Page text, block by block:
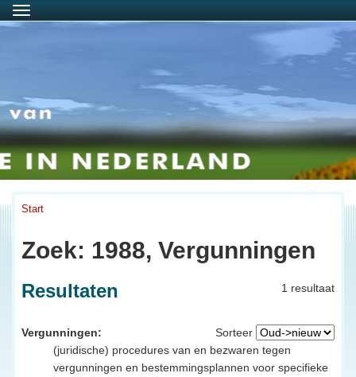
Menu
Start
Zoek: 1988, Vergunningen
1 resultaat
Resultaten
Sorteer
Vergunningen:
(juridische) procedures van en bezwaren tegen
vergunningen en bestemmingsplannen voor specifieke